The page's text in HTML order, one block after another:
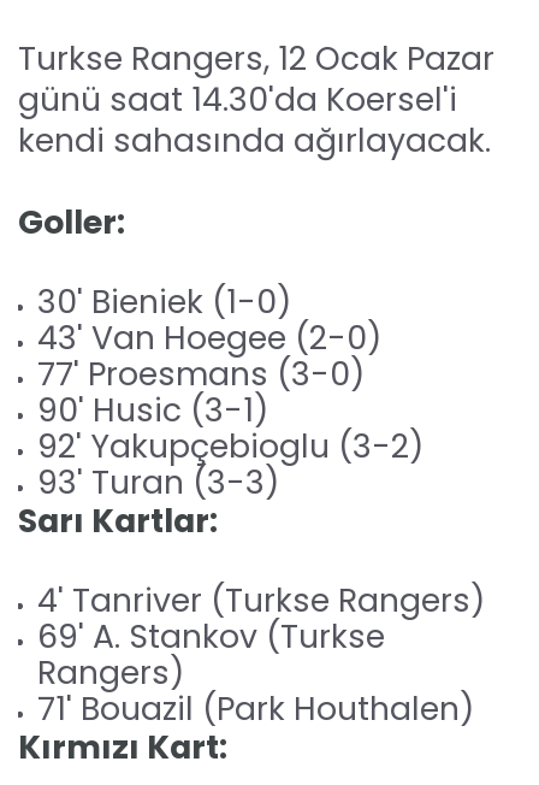
Turkse Rangers, 12 Ocak Pazar
günü saat 14.30'da Koersel'i
kendi sahasında ağırlayacak.
Goller:
30' Bieniek (1-0)
43' Van Hoegee (2-0)
77' Proesmans (3-0)
90' Husic (3-1)
92' Yakupçebioglu (3-2)
93' Turan (3-3)
Sarı Kartlar:
4' Tanriver (Turkse Rangers)
69' A. Stankov (Turkse
Rangers)
71' Bouazil (Park Houthalen)
Kırmızı Kart: